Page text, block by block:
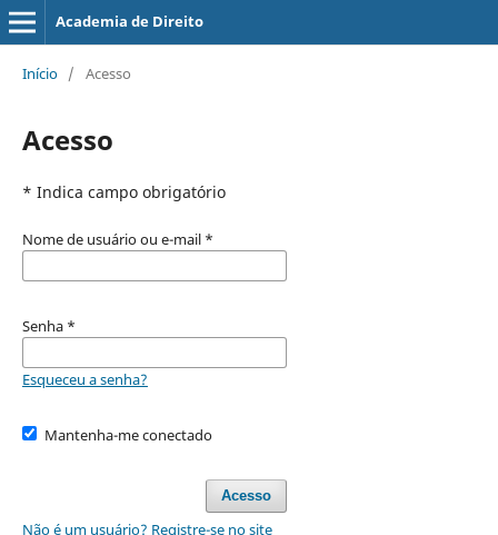
Academia de Direito
Início / Acesso
Acesso
* Indica campo obrigatório
Nome de usuário ou e-mail *
Senha *
Esqueceu a senha?
Mantenha-me conectado
Acesso
Não é um usuário? Registre-se no site